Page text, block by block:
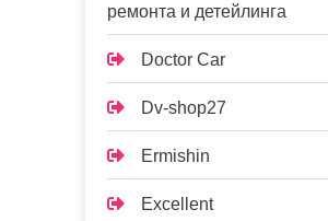
ремонта и детейлинга
Doctor Car
Dv-shop27
Ermishin
Excellent